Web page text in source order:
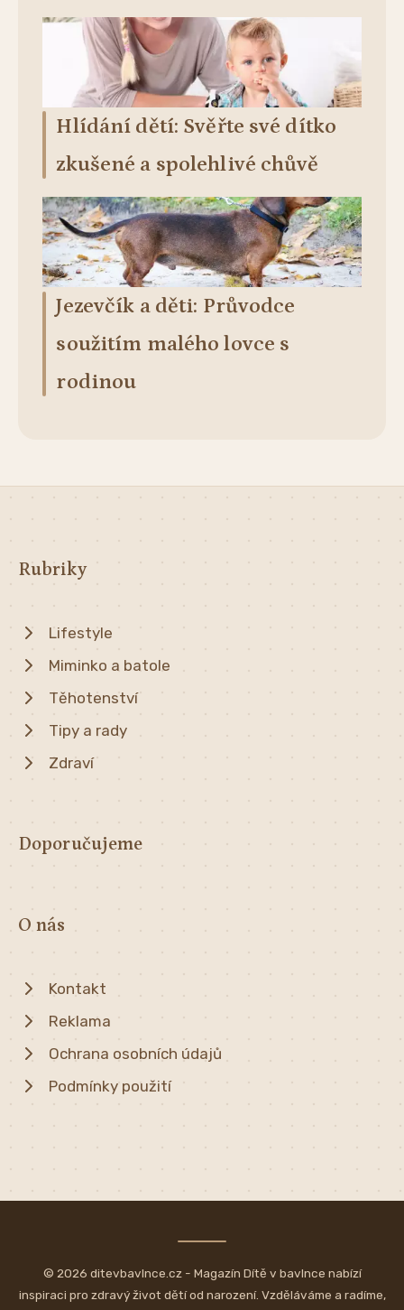
Hlídání dětí: Svěřte své dítko
zkušené a spolehlivé chůvě
Jezevčík a děti: Průvodce
soužitím malého lovce s
rodinou
Rubriky
Lifestyle
Miminko a batole
Těhotenství
Tipy a rady
Zdraví
Doporučujeme
O nás
Kontakt
Reklama
Ochrana osobních údajů
Podmínky použití
© 2026 ditevbavlnce.cz - Magazín Dítě v bavlnce nabízí
inspiraci pro zdravý život dětí od narození. Vzděláváme a radíme,